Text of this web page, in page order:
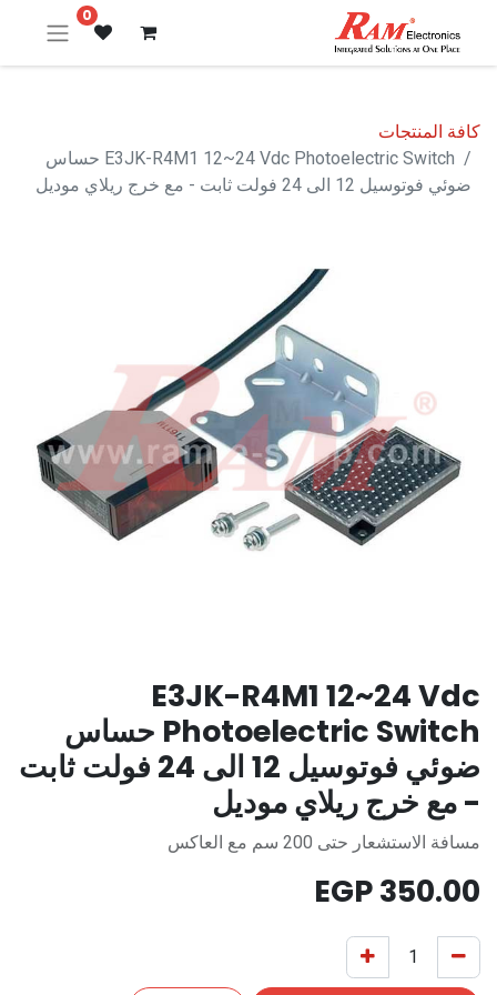
0
كافة المنتجات
E3JK-R4M1 12~24 Vdc Photoelectric Switch حساس
ضوئي فوتوسيل 12 الى 24 فولت ثابت - مع خرج ريلاي موديل
E3JK-R4M1 12~24 Vdc
Photoelectric Switch حساس
ضوئي فوتوسيل 12 الى 24 فولت ثابت
- مع خرج ريلاي موديل
مسافة الاستشعار حتى 200 سم مع العاكس
350.00